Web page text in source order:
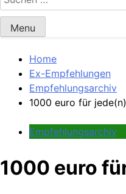
nach:
Menu
Home
Ex-Empfehlungen
Empfehlungsarchiv
1000 euro für jede(n)
Empfehlungsarchiv
1000 euro